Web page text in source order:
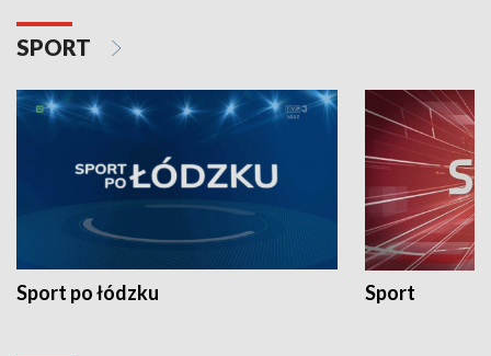
SPORT
Sport po łódzku Sport